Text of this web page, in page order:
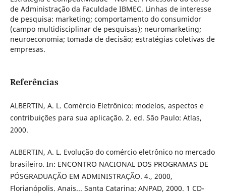
de Administração da Faculdade IBMEC. Linhas de interesse
de pesquisa: marketing; comportamento do consumidor
(campo multidisciplinar de pesquisas); neuromarketing;
neuroeconomia; tomada de decisão; estratégias coletivas de
empresas.
Referências
ALBERTIN, A. L. Comércio Eletrônico: modelos, aspectos e
contribuições para sua aplicação. 2. ed. São Paulo: Atlas,
2000.
ALBERTIN, A. L. Evolução do comércio eletrônico no mercado
brasileiro. In: ENCONTRO NACIONAL DOS PROGRAMAS DE
PÓSGRADUAÇÃO EM ADMINISTRAÇÃO. 4., 2000,
Florianópolis. Anais... Santa Catarina: ANPAD, 2000. 1 CD-